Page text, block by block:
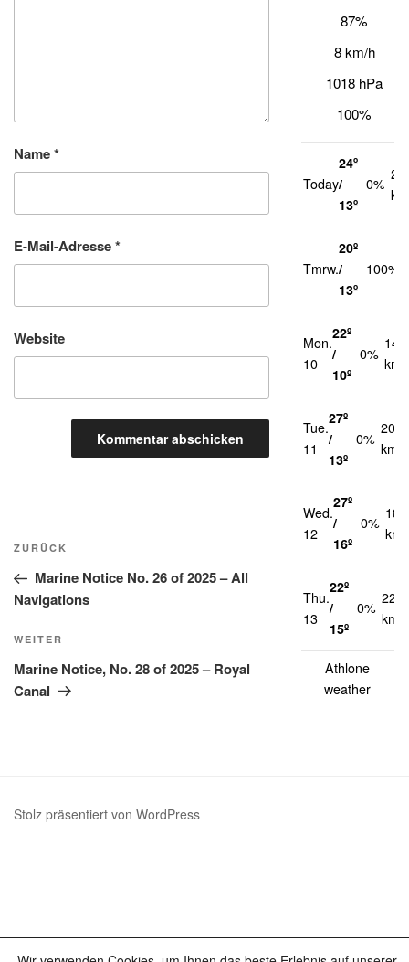
Name*
E-Mail-Adresse*
Website
Beitragsnavigation
Vorheriger
Beitrag
ZURÜCK
Marine Notice No. 26 of 2025 – All
Navigations
Nächster
Beitrag
WEITER
Marine Notice, No. 28 of 2025 – Royal
Canal
87%
8 km/h
1018 hPa
100%
Today
24º
/
13º
0%
20
Tmrw.
20º
/
13º
100%
Mon.
10
22º
/
10º
0%
14
km/
Tue.
11
27º
/
13º
0%
20
km/h
Wed.
12
27º
/
16º
0%
18
Thu.
13
22º
/
15º
0%
22
km/h
Athlone
weather
Stolz präsentiert von WordPress